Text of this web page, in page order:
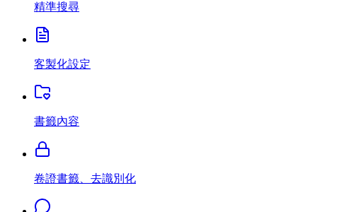
精準搜尋
客製化設定
書籤內容
卷證書籤、去識別化